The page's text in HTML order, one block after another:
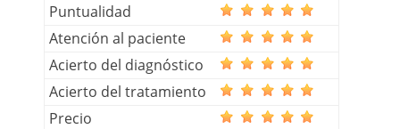
Puntualidad
Atención al paciente
Acierto del diagnóstico
Acierto del tratamiento
Precio